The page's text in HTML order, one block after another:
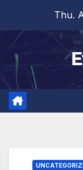
content
Thu.